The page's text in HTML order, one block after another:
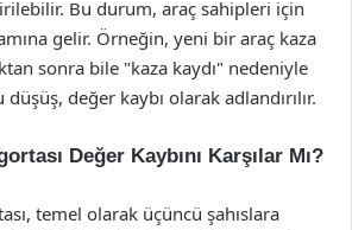
Bu durum, araç sahipleri için
gelir. Örneğin, yeni bir araç kaza
sonra bile "kaza kaydı" nedeniyle
değer kaybı olarak adlandırılır.
Değer Kaybını Karşılar Mı?
temel olarak üçüncü şahıslara